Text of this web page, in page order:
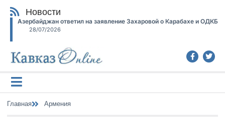
Новости
Азербайджан ответил на заявление Захаровой о Карабахе и ОДКБ
28/07/2026
Главная Армения